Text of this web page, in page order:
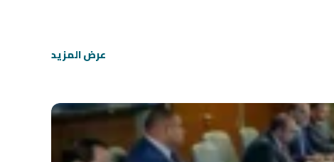
عرض المزيد